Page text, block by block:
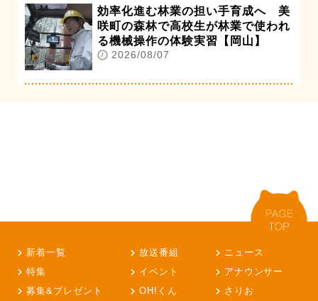
効率化進む林業の担い手育成へ 美
咲町の森林で高校生が林業で使われ
る機械操作の体験実習【岡山】
2026/08/07
新着一覧 放送番組
ニュース
特集
イベント
アナウンサー
募集&プレゼント
OH!くん さりお